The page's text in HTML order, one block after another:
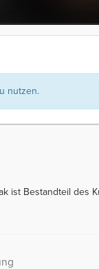
nutzen.
ist Bestandteil des